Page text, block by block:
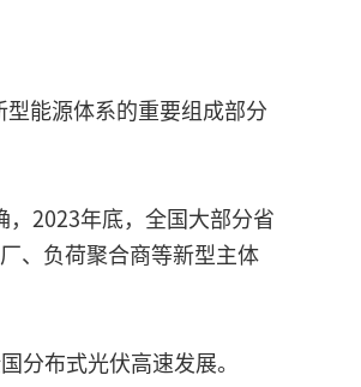
能源体系的重要组成部分
2023年底，全国大部分省
、负荷聚合商等新型主体
分布式光伏高速发展。